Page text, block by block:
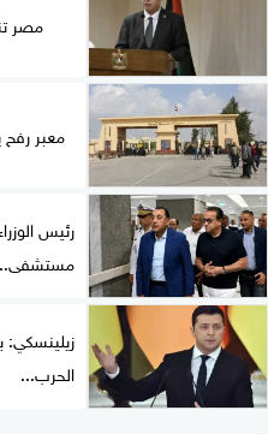
مصر
معبر رفح يستقبل
رئيس
زيلينسكي:
الحرب...